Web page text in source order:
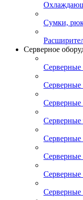
Сумки,
Серверное
Серверные
Серверные
Серверные
Серверные
Серверные
Серверные
Серверные
Серверные